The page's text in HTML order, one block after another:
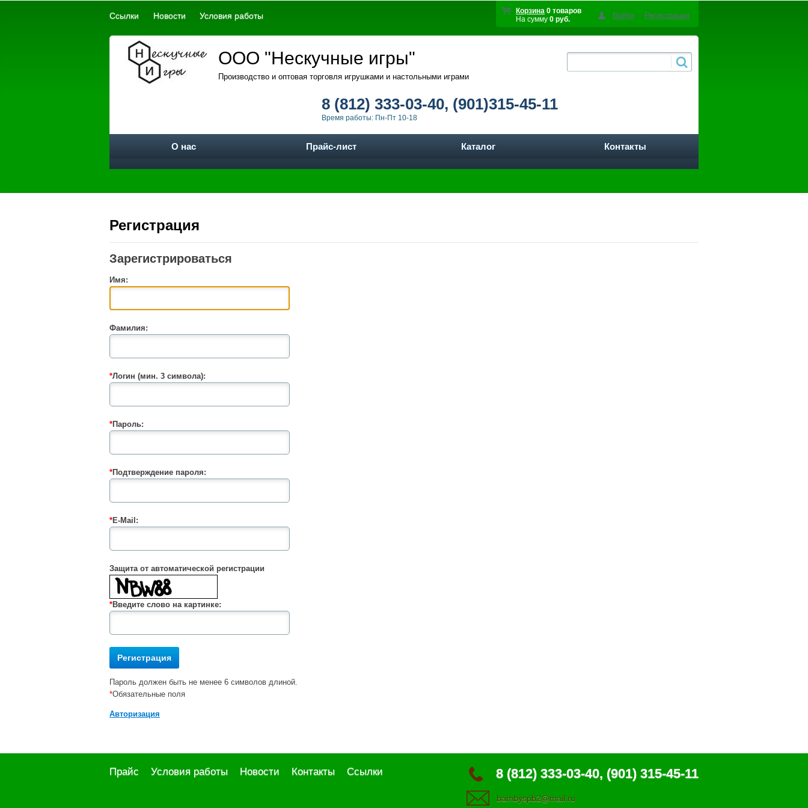
Корзина 0 товаров
На сумму 0 руб. Войти Регистрация
Ссылки Новости Условия работы
ООО "Нескучные игры"
Производство и оптовая торговля игрушками и настольными играми
8 (812) 333-03-40, (901)315-45-11
Время работы: Пн-Пт 10-18
О нас Прайс-лист Каталог Контакты
Регистрация
Зарегистрироваться
Имя:
Фамилия:
*Логин (мин. 3 символа):
*Пароль:
*Подтверждение пароля:
*E-Mail:
Защита от автоматической регистрации
*Введите слово на картинке:
Пароль должен быть не менее 6 символов длиной.
*Обязательные поля
Авторизация
8 (812) 333-03-40, (901) 315-45-11
bambyspb2@mail.ru
Прайс Условия работы Новости Контакты Ссылки